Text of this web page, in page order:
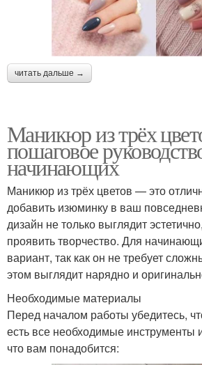
читать дальше →
Маникюр из трёх
пошаговое
начинающих
Маникюр из трёх цветов — это
добавить изюминку в ваш
дизайн не только выглядит
проявить творчество. Для
вариант, так как он не требует
этом выглядит нарядно и
Необходимые материалы
Перед началом работы убедитесь,
есть все необходимые инструменты
что вам понадобится: